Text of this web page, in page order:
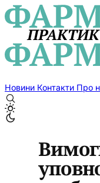
Новини Контакти Про